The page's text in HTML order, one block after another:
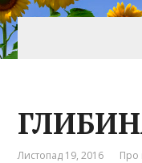
Листопад 19, 2016 Про